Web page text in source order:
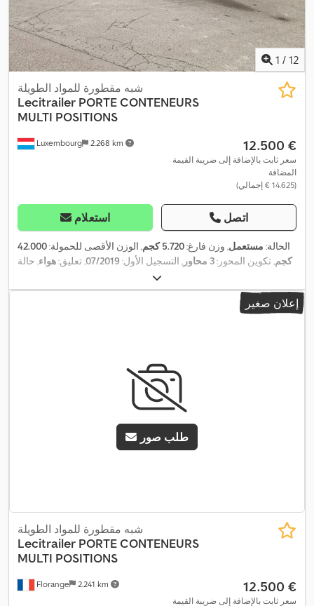
1 / 12
Luxembourg 2.268 km
شبه مقطورة للمواد الطويلة
Lecitrailer PORTE CONTENEURS
MULTI POSITIONS
‏12.500 €
سعر ثابت بالإضافة إلى ضريبة القيمة
المضافة
(‏14.625 € إجمالي)
استعلام اتصل
الحالة: مستعمل, وزن فارغ:5.720 كجم , الوزن الأقصى للحمولة:42.000
كجم, تكوين المحور:3 محاور , التسجيل الأول:07/2019, تعليق:هواء, حالة
إعلان صغير
طلب صور
Florange 2.241 km
شبه مقطورة للمواد الطويلة
Lecitrailer PORTE CONTENEURS
MULTI POSITIONS
‏12.500 €
سعر ثابت بالإضافة إلى ضريبة القيمة